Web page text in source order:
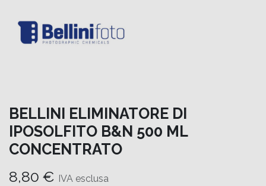
BELLINI ELIMINATORE DI
IPOSOLFITO B&N 500 ML
CONCENTRATO
8,80 € IVA esclusa